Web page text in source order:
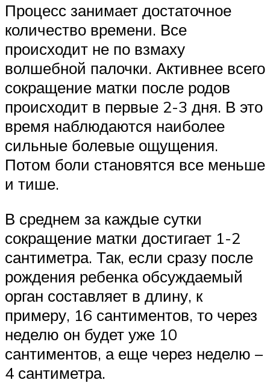
Процесс занимает достаточное
количество времени. Все
происходит не по взмаху
волшебной палочки. Активнее всего
сокращение матки после родов
происходит в первые 2-3 дня. В это
время наблюдаются наиболее
сильные болевые ощущения.
Потом боли становятся все меньше
и тише.
В среднем за каждые сутки
сокращение матки достигает 1-2
сантиметра. Так, если сразу после
рождения ребенка обсуждаемый
орган составляет в длину, к
примеру, 16 сантиментов, то через
неделю он будет уже 10
сантиментов, а еще через неделю –
4 сантиметра.